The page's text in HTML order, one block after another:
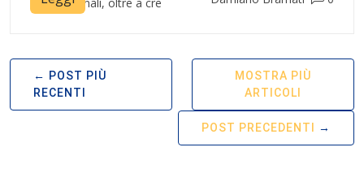
POST PIÙ
RECENTI
MOSTRA PIÙ
ARTICOLI
POST PRECEDENTI